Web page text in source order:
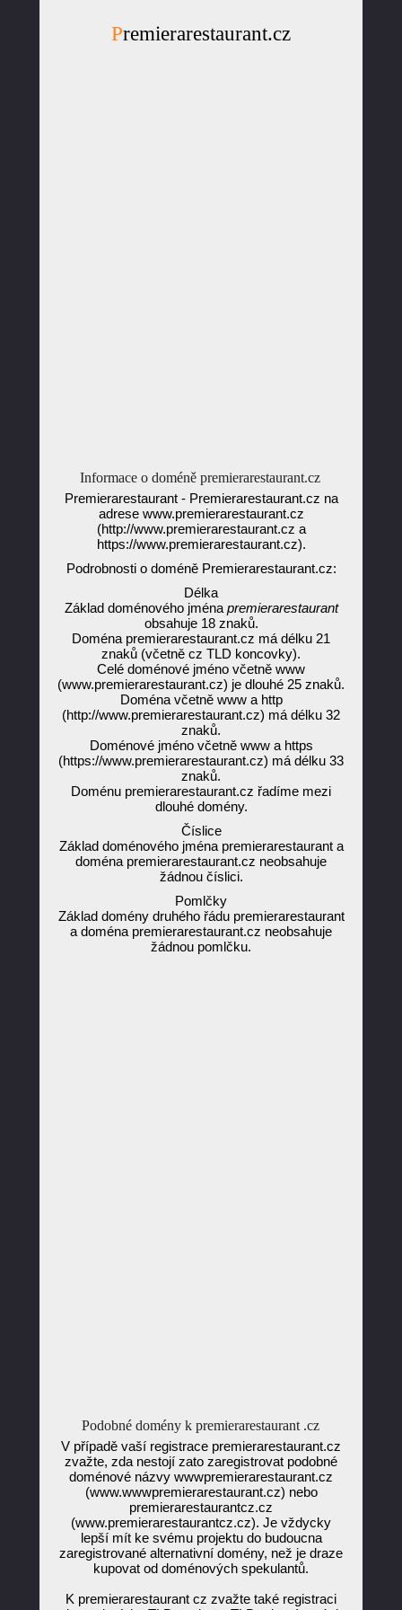
Premierarestaurant.cz
Informace o doméně premierarestaurant.cz
Premierarestaurant - Premierarestaurant.cz na
adrese www.premierarestaurant.cz
(http://www.premierarestaurant.cz a
https://www.premierarestaurant.cz).
Podrobnosti o doméně Premierarestaurant.cz:
Délka
Základ doménového jména premierarestaurant
obsahuje 18 znaků.
Doména premierarestaurant.cz má délku 21
znaků (včetně cz TLD koncovky).
Celé doménové jméno včetně www
(www.premierarestaurant.cz) je dlouhé 25 znaků.
Doména včetně www a http
(http://www.premierarestaurant.cz) má délku 32
znaků.
Doménové jméno včetně www a https
(https://www.premierarestaurant.cz) má délku 33
znaků.
Doménu premierarestaurant.cz řadíme mezi
dlouhé domény.
Číslice
Základ doménového jména premierarestaurant a
doména premierarestaurant.cz neobsahuje
žádnou číslici.
Pomlčky
Základ domény druhého řádu premierarestaurant
a doména premierarestaurant.cz neobsahuje
žádnou pomlčku.
Podobné domény k premierarestaurant .cz
V případě vaší registrace premierarestaurant.cz
zvažte, zda nestojí zato zaregistrovat podobné
doménové názvy wwwpremierarestaurant.cz
(www.wwwpremierarestaurant.cz) nebo
premierarestaurantcz.cz
(www.premierarestaurantcz.cz). Je vždycky
lepší mít ke svému projektu do budoucna
zaregistrované alternativní domény, než je draze
kupovat od doménových spekulantů.
K premierarestaurant cz zvažte také registraci